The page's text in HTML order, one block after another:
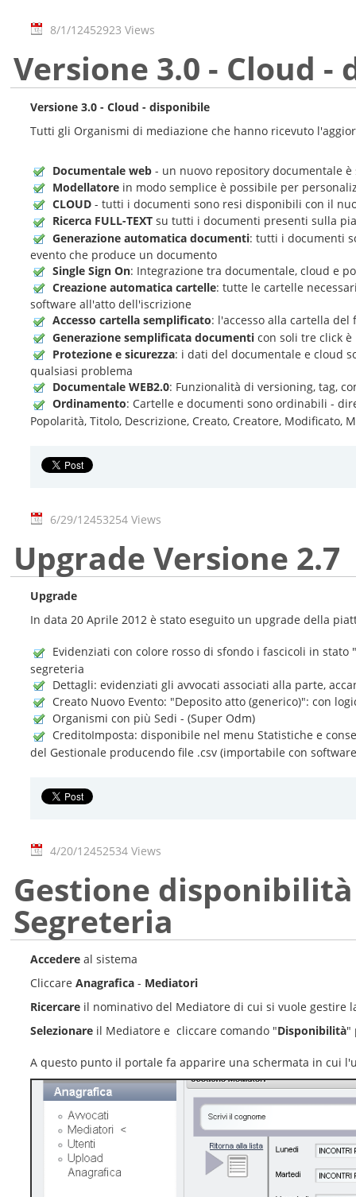
8/1/12452923 Views
Versione 3.0 - Cloud -
Versione 3.0 - Cloud - disponibile
Tutti gli Organismi di mediazione che hanno ricevuto
Documentale web - un nuovo repository documentale
Modellatore in modo semplice è possibile per
CLOUD - tutti i documenti sono resi disponibili con il
Ricerca FULL-TEXT su tutti i documenti presenti sulla
Generazione automatica documenti: tutti i documenti
evento che produce un documento
Single Sign On: Integrazione tra documentale, cloud e
Creazione automatica cartelle: tutte le cartelle
software all'atto dell'iscrizione
Accesso cartella semplificato: l'accesso alla cartella
Generazione semplificata documenti con soli tre click
Protezione e sicurezza: i dati del documentale e cloud
qualsiasi problema
Documentale WEB2.0: Funzionalità di versioning, tag,
Ordinamento: Cartelle e documenti sono ordinabili -
Popolarità, Titolo, Descrizione, Creato, Creatore, Modificato,
6/29/12453254 Views
Upgrade Versione 2.7
Upgrade
In data 20 Aprile 2012 è stato eseguito un upgrade della
Evidenziati con colore rosso di sfondo i fascicoli in
segreteria
Dettagli: evidenziati gli avvocati associati alla parte,
Creato Nuovo Evento: "Deposito atto (generico)": con
Organismi con più Sedi - (Super Odm)
CreditoImposta: disponibile nel menu Statistiche e
del Gestionale producendo file .csv (importabile con
4/20/12452534 Views
Gestione
Segreteria
Accedere al sistema
Cliccare Anagrafica - Mediatori
Ricercare il nominativo del Mediatore di cui si vuole gestire
Selezionare il Mediatore e cliccare comando "Disponibilità"
A questo punto il portale fa apparire una schermata in cui